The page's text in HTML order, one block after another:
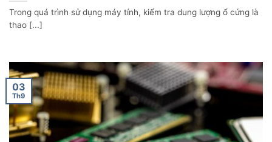
Trong quá trình sử dụng máy tính, kiểm tra dung lượng ổ cứng là
thao [...]
03
Th9